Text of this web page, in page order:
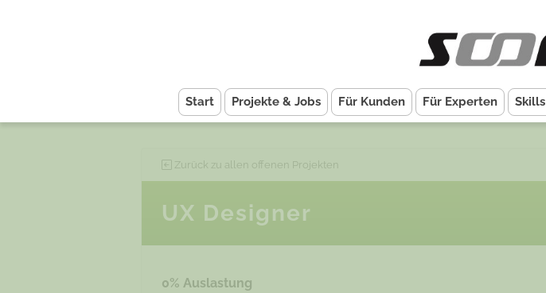
Start Projekte & Jobs Für Kunden Für Experten Skills
Zurück zu allen offenen Projekten
UX Designer
0% Auslastung